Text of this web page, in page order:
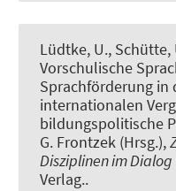
Lüdtke, U., Schütte,
Vorschulische
Sprachförderung in
internationalen
bildungspolitische
G. Frontzek (Hrsg.),
Disziplinen im Dialog
Verlag..